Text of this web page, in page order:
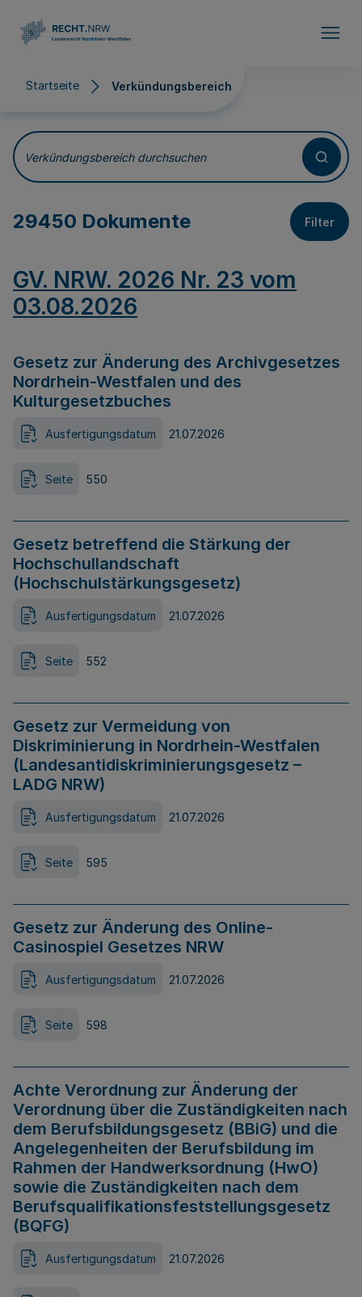
Startseite Verkündungsbereich
Verkündungsbereich
Verkündungsbereich durchsuchen
29450 Dokumente Filter
GV. NRW. 2026 Nr. 23 vom
03.08.2026
Gesetz zur Änderung des Archivgesetzes
Nordrhein-Westfalen und des
Kulturgesetzbuches
Ausfertigungsdatum 21.07.2026
Seite 550
Gesetz betreffend die Stärkung der
Hochschullandschaft
(Hochschulstärkungsgesetz)
Ausfertigungsdatum 21.07.2026
Seite 552
Gesetz zur Vermeidung von
Diskriminierung in Nordrhein-Westfalen
(Landesantidiskriminierungsgesetz –
LADG NRW)
Ausfertigungsdatum 21.07.2026
Seite 595
Gesetz zur Änderung des Online-
Casinospiel Gesetzes NRW
Ausfertigungsdatum 21.07.2026
Seite 598
Achte Verordnung zur Änderung der
Verordnung über die Zuständigkeiten nach
dem Berufsbildungsgesetz (BBiG) und die
Angelegenheiten der Berufsbildung im
Rahmen der Handwerksordnung (HwO)
sowie die Zuständigkeiten nach dem
Berufsqualifikationsfeststellungsgesetz
(BQFG)
Ausfertigungsdatum 21.07.2026